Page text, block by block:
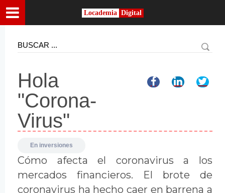
Locademia Digital
Hola
"Corona-
Virus"
En inversiones
Cómo afecta el coronavirus a los
mercados financieros. El brote de
coronavirus ha hecho caer en barrena a